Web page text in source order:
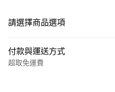
請選擇商品選項
付款與運送方式
超取免運費